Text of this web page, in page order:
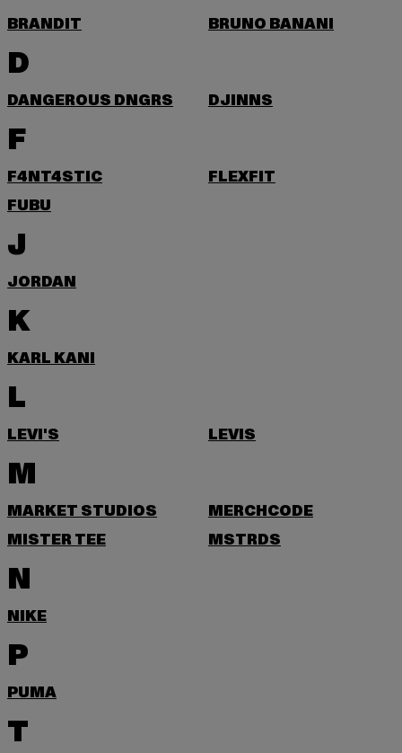
BRANDIT BRUNO BANANI
D
DANGEROUS DNGRS DJINNS
F
F4NT4STIC
FLEXFIT
FUBU
J
JORDAN
K
KARL KANI
L
LEVI'S LEVIS
M
MARKET STUDIOS
MERCHCODE
MISTER TEE
MSTRDS
N
NIKE
P
PUMA
T